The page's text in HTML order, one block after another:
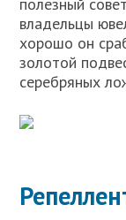
полезный
владельцы
хорошо он
золотой
серебряных